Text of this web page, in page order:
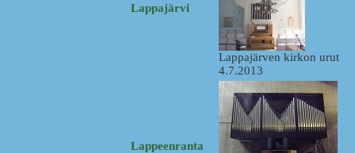
Lappajärvi
Lappajärven kirkon urut
4.7.2013
Lappeenranta